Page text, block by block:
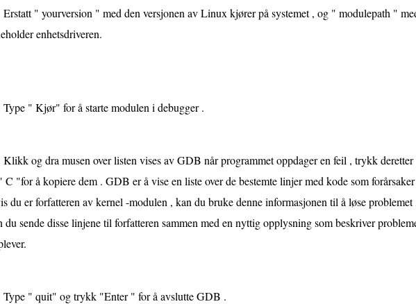
Erstatt " yourversion " med den versjonen av Linux kjører på systemet , og " modulepath "
enhetsdriveren.
Type " Kjør" for å starte modulen i debugger .
Klikk og dra musen over listen vises av GDB når programmet oppdager en feil , trykk
C "for å kopiere dem . GDB er å vise en liste over de bestemte linjer med kode som
du er forfatteren av kernel -modulen , kan du bruke denne informasjonen til å løse
du sende disse linjene til forfatteren sammen med en nyttig opplysning som beskriver
Type " quit" og trykk "Enter " for å avslutte GDB .